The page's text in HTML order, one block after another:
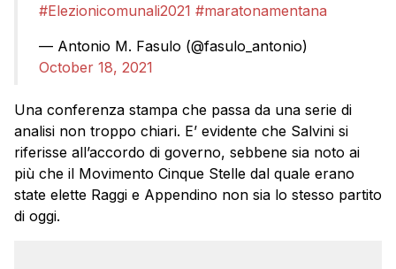
#Elezionicomunali2021 #maratonamentana
— Antonio M. Fasulo (@fasulo_antonio)
October 18, 2021
Una conferenza stampa che passa da una serie di
analisi non troppo chiari. E’ evidente che Salvini si
riferisse all’accordo di governo, sebbene sia noto ai
più che il Movimento Cinque Stelle dal quale erano
state elette Raggi e Appendino non sia lo stesso partito
di oggi.